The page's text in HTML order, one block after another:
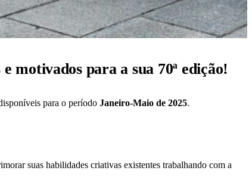
motivados para a sua 70ª edição!
para o período Janeiro-Maio de 2025.
suas habilidades criativas existentes trabalhando com a